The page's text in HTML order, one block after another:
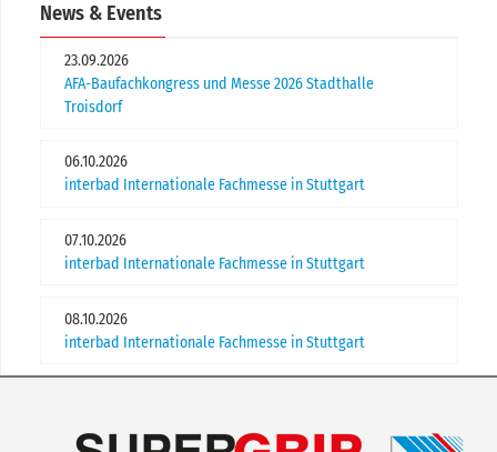
News & Events
23.09.2026
AFA-Baufachkongress und Messe 2026 Stadthalle
Troisdorf
06.10.2026
interbad Internationale Fachmesse in Stuttgart
07.10.2026
interbad Internationale Fachmesse in Stuttgart
08.10.2026
interbad Internationale Fachmesse in Stuttgart